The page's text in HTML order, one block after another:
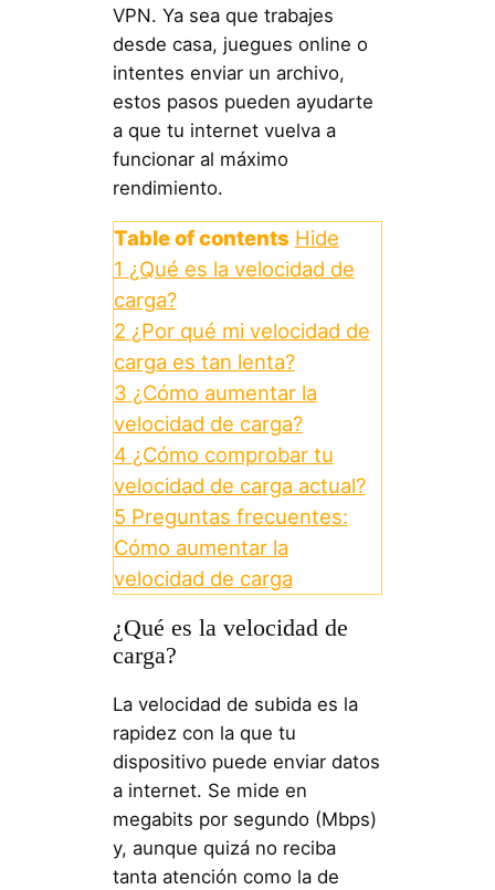
VPN. Ya sea que trabajes
desde casa, juegues online o
intentes enviar un archivo,
estos pasos pueden ayudarte
a que tu internet vuelva a
funcionar al máximo
rendimiento.
Table of contents Hide
1 ¿Qué es la velocidad de
carga?
2 ¿Por qué mi velocidad de
carga es tan lenta?
3 ¿Cómo aumentar la
velocidad de carga?
4 ¿Cómo comprobar tu
velocidad de carga actual?
5 Preguntas frecuentes:
Cómo aumentar la
velocidad de carga
¿Qué es la velocidad de
carga?
La velocidad de subida es la
rapidez con la que tu
dispositivo puede enviar datos
a internet. Se mide en
megabits por segundo (Mbps)
y, aunque quizá no reciba
tanta atención como la de